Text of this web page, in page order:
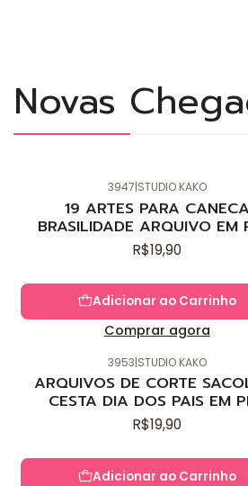
Novas
3947|STUDIO KAKO
19 ARTES PARA CANECA
BRASILIDADE ARQUIVO EM
R$19,90
Adicionar ao Carrinho
Comprar agora
3953|STUDIO KAKO
ARQUIVOS DE CORTE
CESTA DIA DOS PAIS EM
R$19,90
Adicionar ao Carrinho